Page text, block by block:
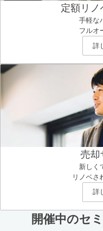
定額リノ
手軽な
フルオ
詳
売却
新しく
リノベさ
詳
開催中のセ